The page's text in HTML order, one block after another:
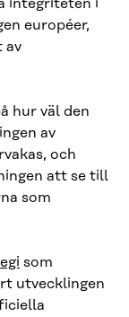
integriteten i
européer,
av
hur väl den
av
och
att se till
som
som
utvecklingen